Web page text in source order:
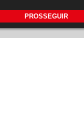
PROSSEGUIR